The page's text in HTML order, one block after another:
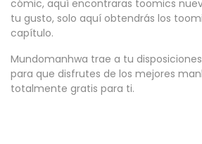
cómic, aquí encontraras toomics
tu gusto, solo aquí obtendrás los
capítulo.
Mundomanhwa trae a tu
para que disfrutes de los mejores
totalmente gratis para ti.